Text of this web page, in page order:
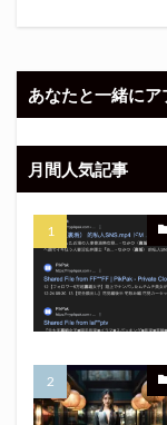
あなたと一緒に
月間人気記事